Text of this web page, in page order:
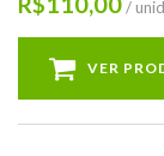
/
VER